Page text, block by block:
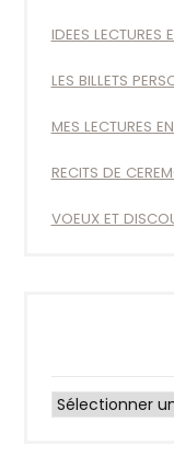
IDEES LECTURES
LES BILLETS
MES LECTURES
RECITS DE
VOEUX ET
Archives